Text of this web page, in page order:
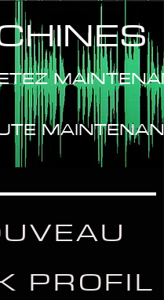
MAINTENANT
PROFIL